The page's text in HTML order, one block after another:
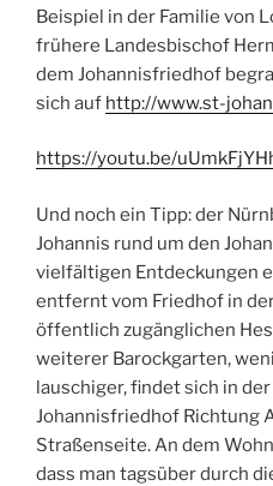
Beispiel in der Familie von
frühere Landesbischof
dem Johannisfriedhof
sich auf http://www.st-
https://youtu.be/
Und noch ein Tipp: der
Johannis rund um den
vielfältigen Entdeckungen
entfernt vom Friedhof in
öffentlich zugänglichen
weiterer Barockgarten,
lauschiger, findet sich in
Johannisfriedhof Richtung
Straßenseite. An dem
dass man tagsüber durch